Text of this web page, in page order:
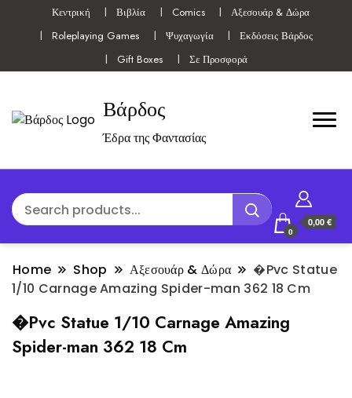
Κεντρική Βιβλία Comics
Αξεσουάρ & Δώρα
Roleplaying Games
Ψυχαγωγία
Εκδόσεις Βάρδος
Gift Boxes
Σε Προσφορά
Βάρδος
Έδρα της Φαντασίας
0
0,00 €
Home Shop Αξεσουάρ & Δώρα
�Pvc Statue
1/10 Carnage Amazing Spider-man 362 18 Cm
�Pvc Statue 1/10 Carnage Amazing
Spider-man 362 18 Cm